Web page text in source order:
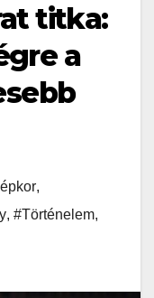
titka:
a
,
, #Történelem,